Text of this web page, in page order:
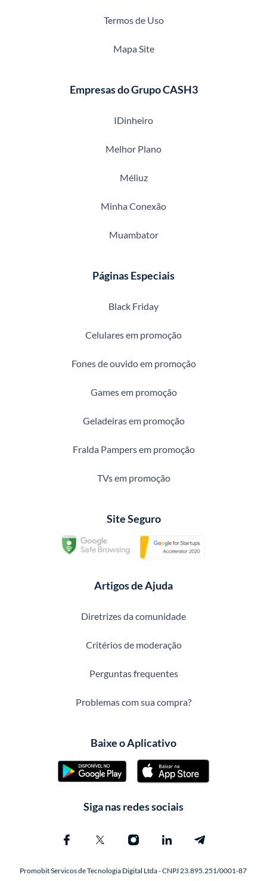
Termos de Uso
Mapa Site
Empresas do Grupo CASH3
IDinheiro
Melhor Plano
Méliuz
Minha Conexão
Muambator
Páginas Especiais
Black Friday
Celulares em promoção
Fones de ouvido em promoção
Games em promoção
Geladeiras em promoção
Fralda Pampers em promoção
TVs em promoção
Site Seguro
Artigos de Ajuda
Diretrizes da comunidade
Critérios de moderação
Perguntas frequentes
Problemas com sua compra?
Baixe o Aplicativo
Siga nas redes sociais
Promobit Servicos de Tecnologia Digital Ltda - CNPJ 23.895.251/0001-87